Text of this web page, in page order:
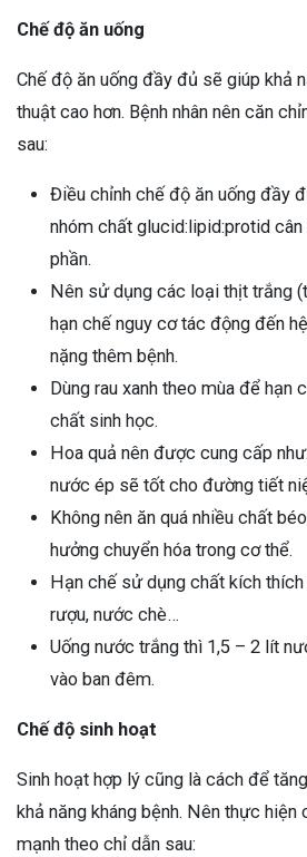
Chế độ ăn uống
Chế độ ăn uống đầy đủ sẽ giúp khả
thuật cao hơn. Bệnh nhân nên căn
sau:
Điều chỉnh chế độ ăn uống đầy
nhóm chất glucid:lipid:protid
phần.
Nên sử dụng các loại thịt trắng
hạn chế nguy cơ tác động đến
nặng thêm bệnh.
Dùng rau xanh theo mùa để hạn
chất sinh học.
Hoa quả nên được cung cấp
nước ép sẽ tốt cho đường tiết
Không nên ăn quá nhiều chất
hưởng chuyển hóa trong cơ thể.
Hạn chế sử dụng chất kích thích
rượu, nước chè…
Uống nước trắng thì 1,5 – 2 lít
vào ban đêm.
Chế độ sinh hoạt
Sinh hoạt hợp lý cũng là cách để
khả năng kháng bệnh. Nên thực hiện
mạnh theo chỉ dẫn sau: